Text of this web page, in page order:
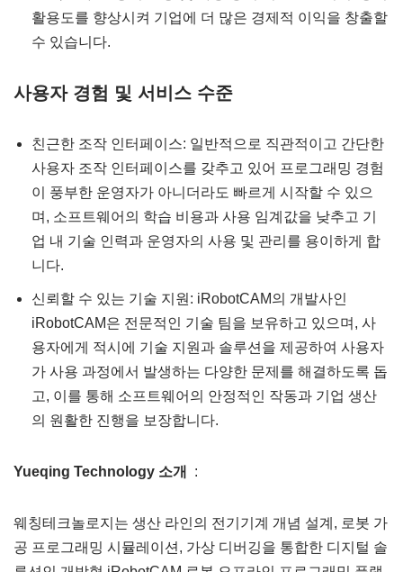
활용도를 향상시켜 기업에 더 많은 경제적 이익을 창출할
수 있습니다.
사용자 경험 및 서비스 수준
친근한 조작 인터페이스: 일반적으로 직관적이고 간단한
사용자 조작 인터페이스를 갖추고 있어 프로그래밍 경험
이 풍부한 운영자가 아니더라도 빠르게 시작할 수 있으
며, 소프트웨어의 학습 비용과 사용 임계값을 낮추고 기
업 내 기술 인력과 운영자의 사용 및 관리를 용이하게 합
니다.
신뢰할 수 있는 기술 지원: iRobotCAM의 개발사인
iRobotCAM은 전문적인 기술 팀을 보유하고 있으며, 사
용자에게 적시에 기술 지원과 솔루션을 제공하여 사용자
가 사용 과정에서 발생하는 다양한 문제를 해결하도록 돕
고, 이를 통해 소프트웨어의 안정적인 작동과 기업 생산
의 원활한 진행을 보장합니다.
Yueqing Technology 소개 :
웨칭테크놀로지는 생산 라인의 전기기계 개념 설계, 로봇 가
공 프로그래밍 시뮬레이션, 가상 디버깅을 통합한 디지털 솔